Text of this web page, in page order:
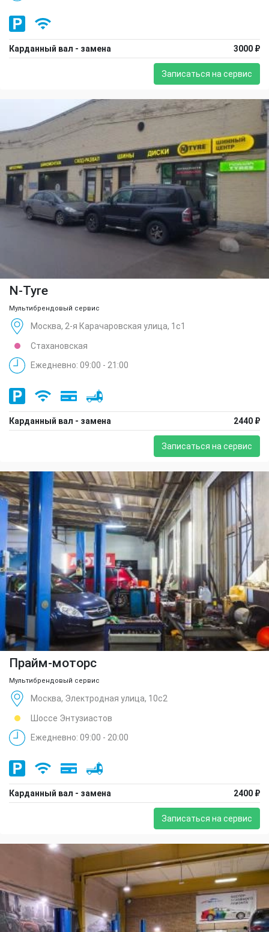
Карданный вал - замена 3000 ₽
Записаться на сервис
N-Tyre
Мультибрендовый сервис
Москва, 2-я Карачаровская улица, 1с1
Стахановская
Ежедневно: 09:00 - 21:00
Карданный вал - замена 2440 ₽
Записаться на сервис
Прайм-моторс
Мультибрендовый сервис
Москва, Электродная улица, 10с2
Шоссе Энтузиастов
Ежедневно: 09:00 - 20:00
Карданный вал - замена 2400 ₽
Записаться на сервис